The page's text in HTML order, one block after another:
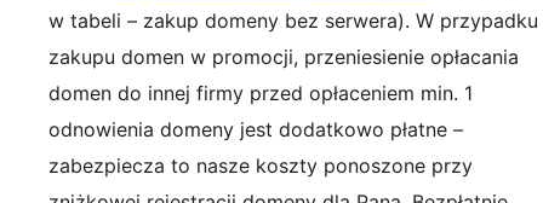
w tabeli – zakup domeny bez serwera). W przypadku
zakupu domen w promocji, przeniesienie opłacania
domen do innej firmy przed opłaceniem min. 1
odnowienia domeny jest dodatkowo płatne –
zabezpiecza to nasze koszty ponoszone przy